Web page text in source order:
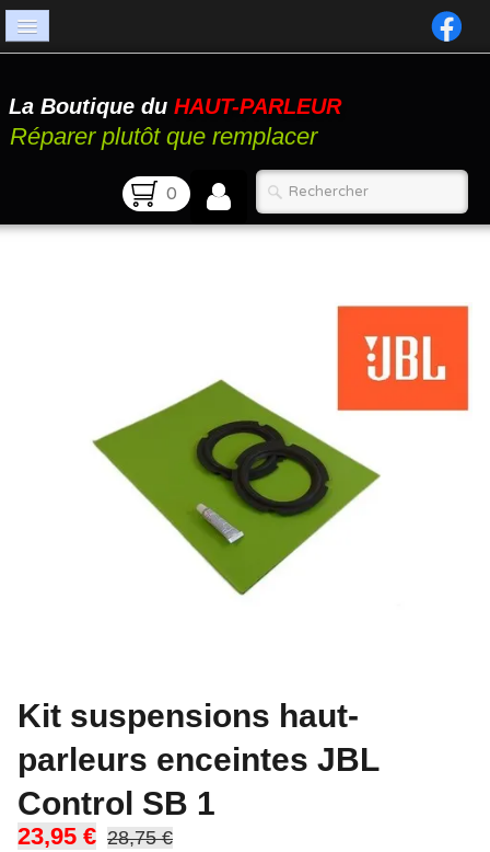
Catalogue
Atelier
La Boutique du HAUT-PARLEUR
Réparer plutôt que remplacer
0
Kit suspensions haut-
parleurs enceintes JBL
Control SB 1
23,95 € 28,75 €